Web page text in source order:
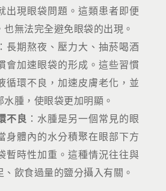
出現眼袋問題。這類患者即便
無法完全避免眼袋的出現。
：長期熬夜、壓力大、抽菸喝酒
會加速眼袋的形成。這些習慣
循環不良，加速皮膚老化，並
水腫，使眼袋更加明顯。
不良 ：水腫是另一個常見的眼
身體內的水分積聚在眼部下方
暫時性加重。這種情況往往與
飲食過量的鹽分攝入有關。